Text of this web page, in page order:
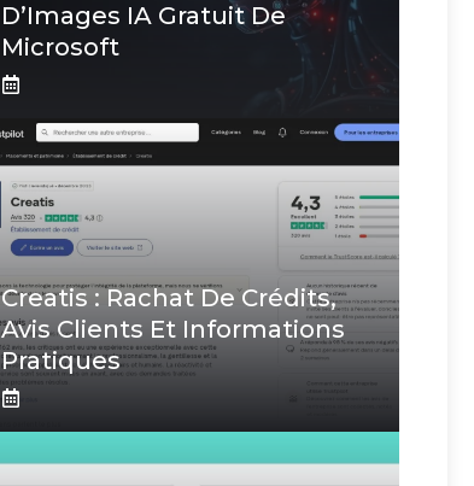
D’Images IA Gratuit De
Microsoft
Creatis : Rachat De Crédits,
Avis Clients Et Informations
Pratiques